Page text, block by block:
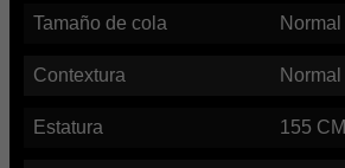
Tamaño de cola Normal
Contextura Normal
Estatura 155 CM